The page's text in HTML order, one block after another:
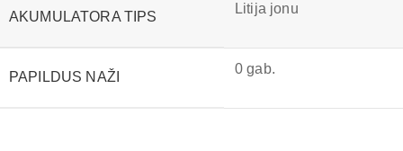
AKUMULATORA TIPS
Litija jonu
PAPILDUS NAŽI
0 gab.